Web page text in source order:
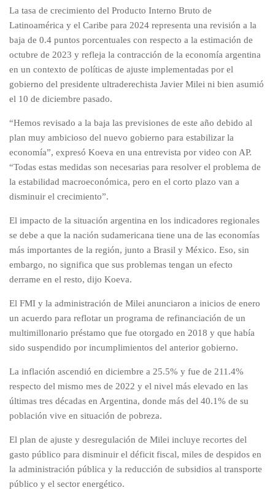
La tasa de crecimiento del Producto Interno Bruto de
Latinoamérica y el Caribe para 2024 representa una revisión a la
baja de 0.4 puntos porcentuales con respecto a la estimación de
octubre de 2023 y refleja la contracción de la economía argentina
en un contexto de políticas de ajuste implementadas por el
gobierno del presidente ultraderechista Javier Milei ni bien asumió
el 10 de diciembre pasado.
“Hemos revisado a la baja las previsiones de este año debido al
plan muy ambicioso del nuevo gobierno para estabilizar la
economía”, expresó Koeva en una entrevista por video con AP.
“Todas estas medidas son necesarias para resolver el problema de
la estabilidad macroeconómica, pero en el corto plazo van a
disminuir el crecimiento”.
El impacto de la situación argentina en los indicadores regionales
se debe a que la nación sudamericana tiene una de las economías
más importantes de la región, junto a Brasil y México. Eso, sin
embargo, no significa que sus problemas tengan un efecto
derrame en el resto, dijo Koeva.
El FMI y la administración de Milei anunciaron a inicios de enero
un acuerdo para reflotar un programa de refinanciación de un
multimillonario préstamo que fue otorgado en 2018 y que había
sido suspendido por incumplimientos del anterior gobierno.
La inflación ascendió en diciembre a 25.5% y fue de 211.4%
respecto del mismo mes de 2022 y el nivel más elevado en las
últimas tres décadas en Argentina, donde más del 40.1% de su
población vive en situación de pobreza.
El plan de ajuste y desregulación de Milei incluye recortes del
gasto público para disminuir el déficit fiscal, miles de despidos en
la administración pública y la reducción de subsidios al transporte
público y el sector energético.